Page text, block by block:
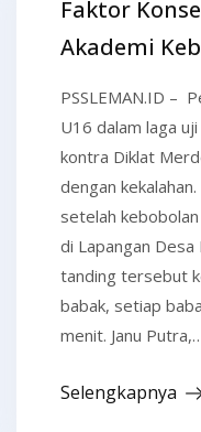
Faktor
Akademi
PSSLEMAN.ID –
U16 dalam laga
kontra Diklat
dengan
setelah
di Lapangan
tanding tersebut
babak, setiap
menit. Janu
Selengkapnya